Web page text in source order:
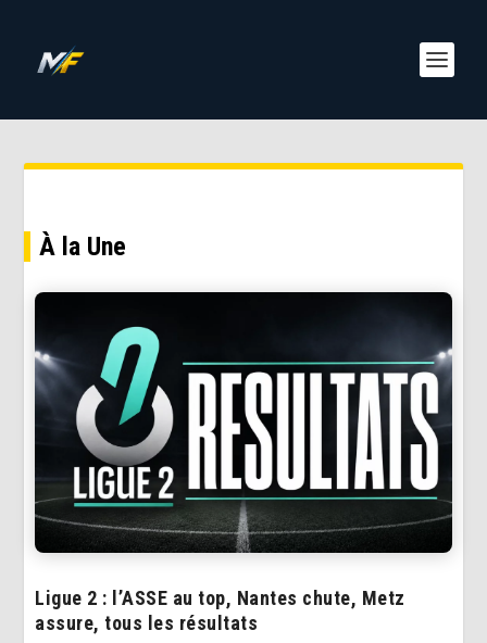
À la Une
Ligue 2 : l’ASSE au top, Nantes chute, Metz
assure, tous les résultats